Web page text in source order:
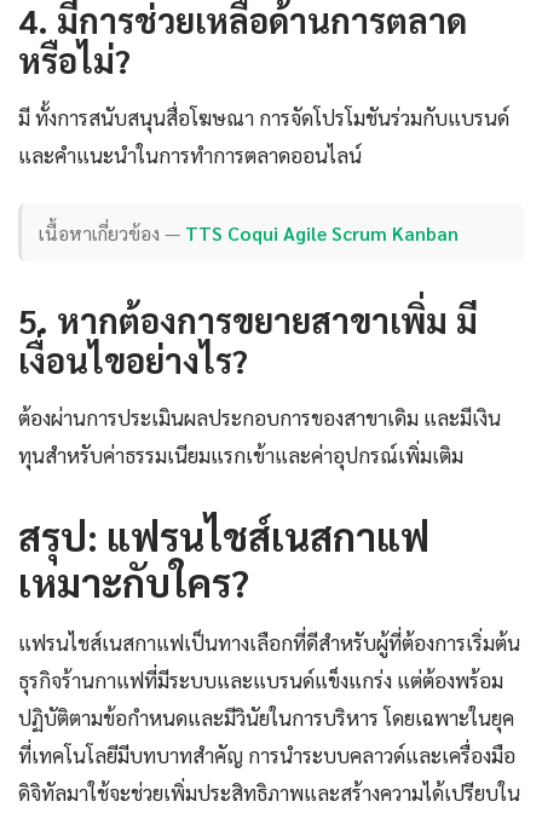
4. มีการช่วยเหลือด้านการตลาด
หรือไม่?
มี ทั้งการสนับสนุนสื่อโฆษณา การจัดโปรโมชันร่วมกับแบรนด์
และคำแนะนำในการทำการตลาดออนไลน์
เนื้อหาเกี่ยวข้อง — TTS Coqui Agile Scrum Kanban
5. หากต้องการขยายสาขาเพิ่ม มี
เงื่อนไขอย่างไร?
ต้องผ่านการประเมินผลประกอบการของสาขาเดิม และมีเงิน
ทุนสำหรับค่าธรรมเนียมแรกเข้าและค่าอุปกรณ์เพิ่มเติม
สรุป: แฟรนไชส์เนสกาแฟ
เหมาะกับใคร?
แฟรนไชส์เนสกาแฟเป็นทางเลือกที่ดีสำหรับผู้ที่ต้องการเริ่มต้น
ธุรกิจร้านกาแฟที่มีระบบและแบรนด์แข็งแกร่ง แต่ต้องพร้อม
ปฏิบัติตามข้อกำหนดและมีวินัยในการบริหาร โดยเฉพาะในยุค
ที่เทคโนโลยีมีบทบาทสำคัญ การนำระบบคลาวด์และเครื่องมือ
ดิจิทัลมาใช้จะช่วยเพิ่มประสิทธิภาพและสร้างความได้เปรียบใน